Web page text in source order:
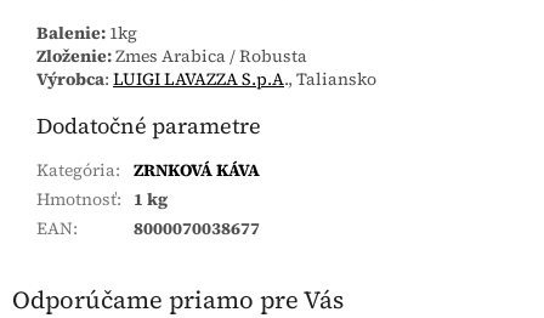
Balenie: 1kg
Zloženie:Zmes Arabica / Robusta
Výrobca: LUIGI LAVAZZA S.p.A., Taliansko
Dodatočné parametre
Kategória: ZRNKOVÁ KÁVA
Hmotnosť: 1 kg
EAN: 8000070038677
Odporúčame priamo pre Vás